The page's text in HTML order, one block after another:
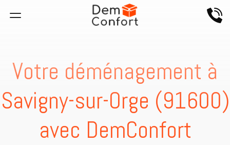
Votre déménagement à
Savigny-sur-Orge (91600)
avec DemConfort